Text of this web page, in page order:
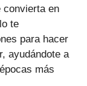
convierta en
te
para hacer
ayudándote a
más